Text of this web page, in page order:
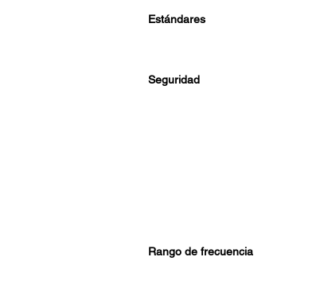
Estándares
Seguridad
Rango de frecuencia